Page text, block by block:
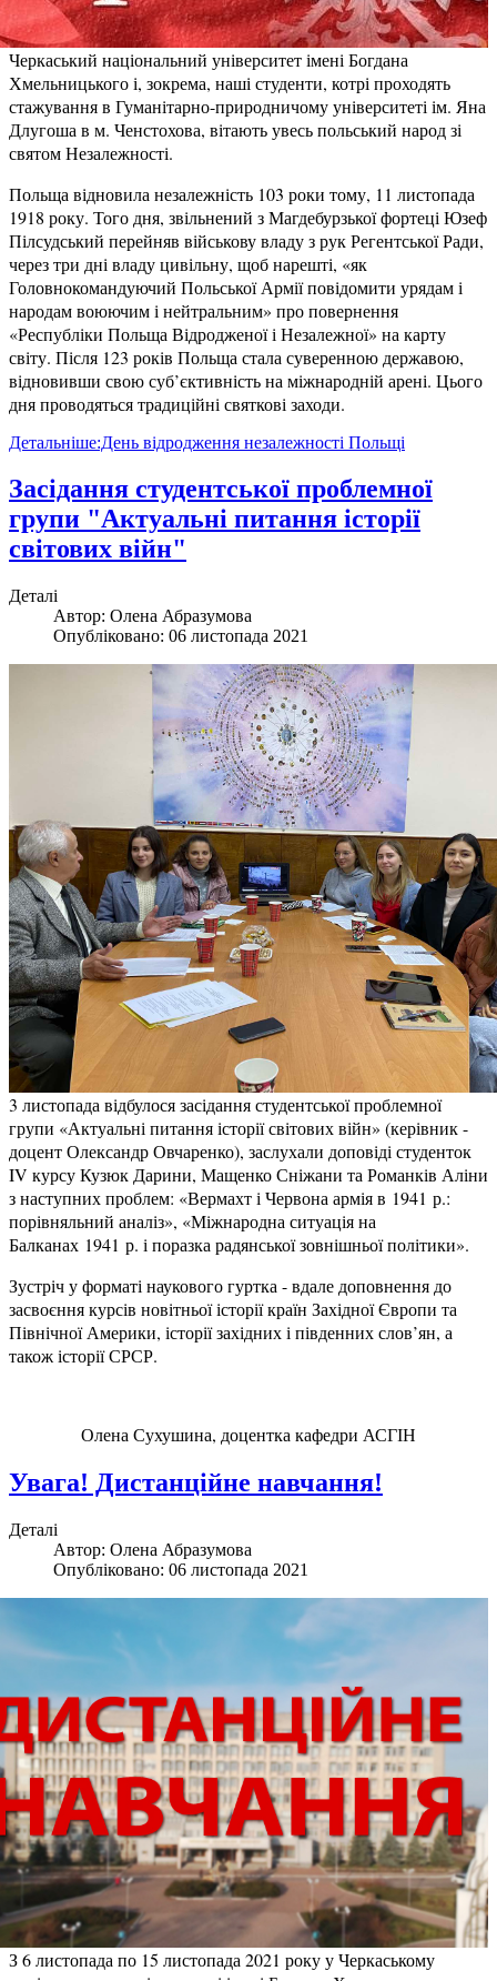
Черкаський національний університет імені Богдана
Хмельницького і, зокрема, наші студенти, котрі проходять
стажування в Гуманітарно-природничому університеті ім. Яна
Длугоша в м. Ченстохова, вітають увесь польський народ зі
святом Незалежності.
Польща відновила незалежність 103 роки тому, 11 листопада
1918 року. Того дня, звільнений з Магдебурзької фортеці Юзеф
Пілсудський перейняв військову владу з рук Регентської Ради,
через три дні владу цивільну, щоб нарешті, «як
Головнокомандуючий Польської Армії повідомити урядам і
народам воюючим і нейтральним» про повернення
«Республіки Польща Відродженої і Незалежної» на карту
світу. Після 123 років Польща стала суверенною державою,
відновивши свою суб’єктивність на міжнародній арені. Цього
дня проводяться традиційні святкові заходи.
Детальніше:День відродження незалежності Польщі
Засідання студентської проблемної
групи "Актуальні питання історії
світових війн"
Деталі
Автор: Олена Абразумова
Опубліковано: 06 листопада 2021
3 листопада відбулося засідання студентської проблемної
групи «Актуальні питання історії світових війн» (керівник -
доцент Олександр Овчаренко), заслухали доповіді студенток
IV курсу Кузюк Дарини, Мащенко Сніжани та Романків Аліни
з наступних проблем: «Вермахт і Червона армія в 1941 р.:
порівняльний аналіз», «Міжнародна ситуація на
Балканах 1941 р. і поразка радянської зовнішньої політики».
Зустріч у форматі наукового гуртка - вдале доповнення до
засвоєння курсів новітньої історії країн Західної Європи та
Північної Америки, історії західних і південних слов’ян, а
також історії СРСР.
Олена Сухушина, доцентка кафедри АСГІН
Увага! Дистанційне навчання!
Деталі
Автор: Олена Абразумова
Опубліковано: 06 листопада 2021
З 6 листопада по 15 листопада 2021 року у Черкаському